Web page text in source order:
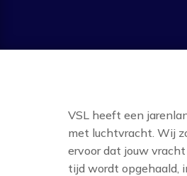
VSL heeft een
met luchtvracht. Wij
ervoor dat jouw
tijd wordt opgehaald,